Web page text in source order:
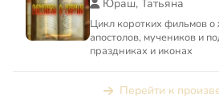
Юраш, Татьяна
Цикл коротких фильмов о
апостолов, мучеников и
праздниках и иконах
Перейти к